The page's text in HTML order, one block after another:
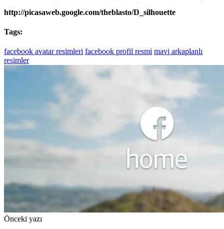
http://picasaweb.google.com/theblasto/D_silhouette
Tags:
facebook avatar resimleri facebook profil resmi mavi arkaplanlı
resimler
Önceki yazı